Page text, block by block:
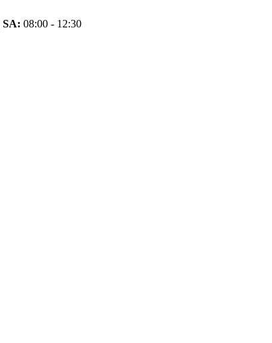
SA: 08:00 - 12:30